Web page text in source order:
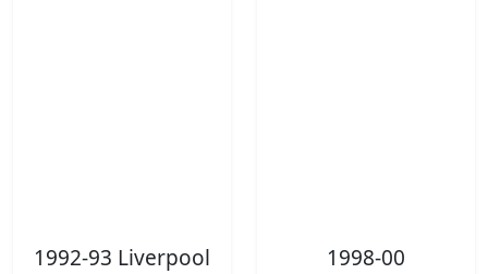
1992-93 Liverpool
1998-00